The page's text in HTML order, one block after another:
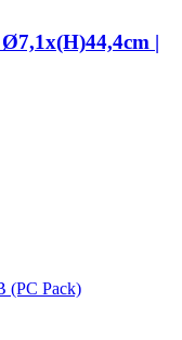
|
(PC Pack)